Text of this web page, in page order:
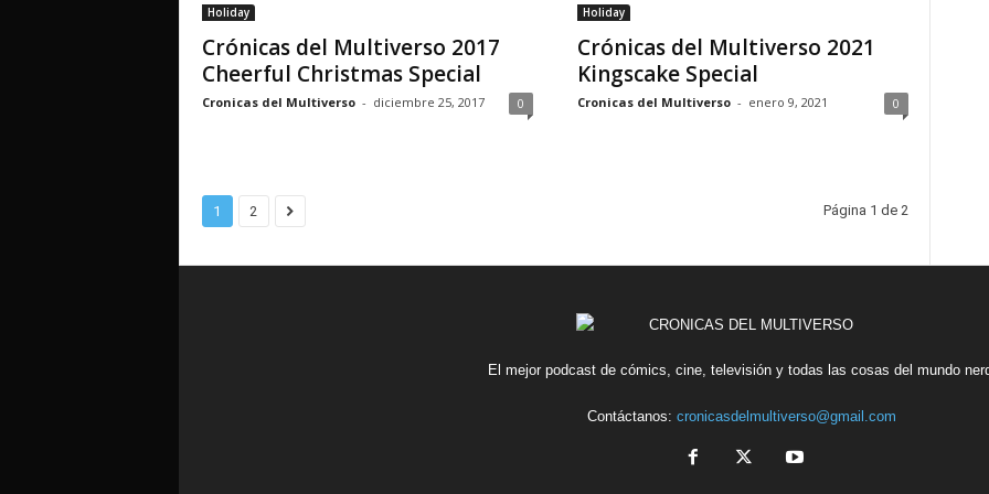
Holiday
Crónicas del Multiverso 2017
Cheerful Christmas Special
Cronicas del Multiverso - diciembre 25, 2017 0
Holiday
Crónicas del Multiverso 2021
Kingscake Special
Cronicas del Multiverso - enero 9, 2021 0
1 2 Página 1 de 2
El mejor podcast de cómics, cine, televisión y todas las cosas del mundo
Contáctanos: cronicasdelmultiverso@gmail.com